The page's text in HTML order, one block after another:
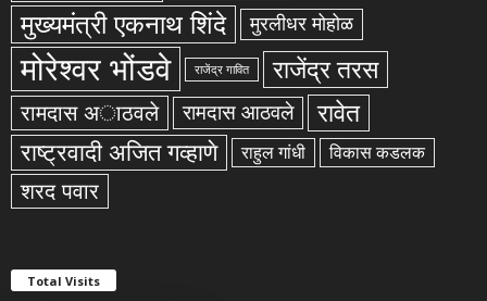
मुख्यमंत्री एकनाथ शिंदे मुरलीधर मोहोळ
मोरेश्वर भोंडवे राजेंद्र गावित राजेंद्र तरस
रामदास अाठवले रामदास आठवले रावेत
राष्ट्रवादी अजित गव्हाणे राहुल गांधी विकास कडलक
शरद पवार
Total Visits